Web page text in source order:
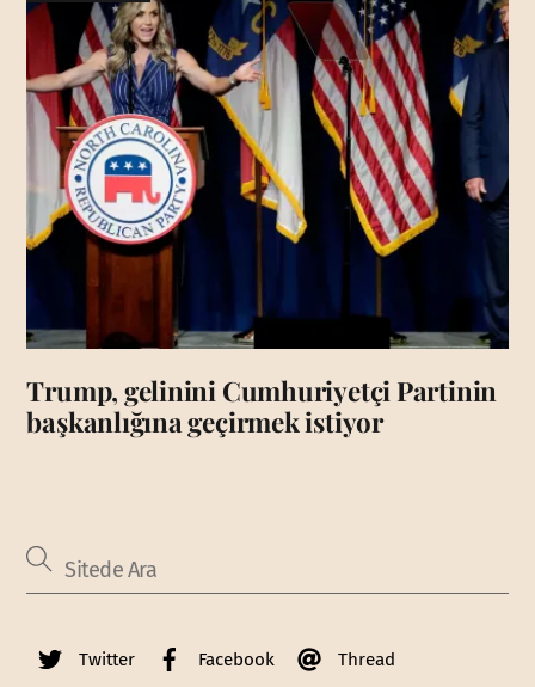
Trump, gelinini Cumhuriyetçi Partinin
başkanlığına geçirmek istiyor
Twitter Facebook Thread